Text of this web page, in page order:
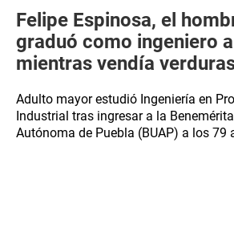
Felipe Espinosa, el
graduó como ingeniero
mientras vendía
Adulto mayor estudió Ingeniería en
Industrial tras ingresar a la
Autónoma de Puebla (BUAP) a los 79